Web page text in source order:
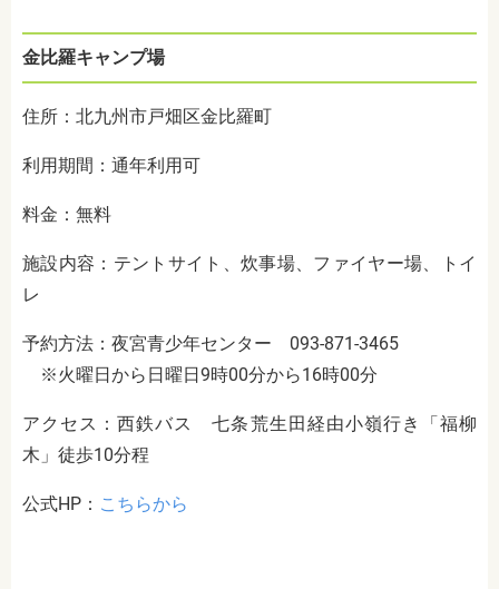
金比羅キャンプ場
住所：北九州市戸畑区金比羅町
利用期間：通年利用可
料金：無料
施設内容：テントサイト、炊事場、ファイヤー場、トイ
レ
予約方法：夜宮青少年センター 093-871-3465
※火曜日から日曜日9時00分から16時00分
アクセス：西鉄バス 七条荒生田経由小嶺行き「福柳
木」徒歩10分程
公式HP： こちらから